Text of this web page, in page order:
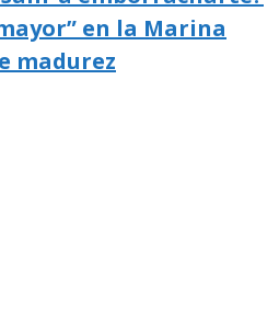
en la Marina
madurez